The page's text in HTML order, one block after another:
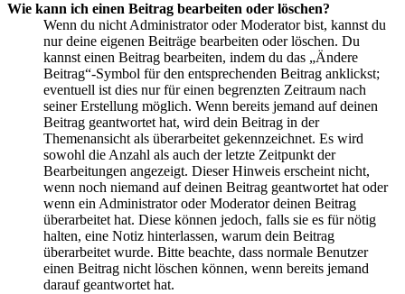
Wie kann ich einen Beitrag bearbeiten oder löschen?
Wenn du nicht Administrator oder Moderator bist, kannst du
nur deine eigenen Beiträge bearbeiten oder löschen. Du
kannst einen Beitrag bearbeiten, indem du das „Ändere
Beitrag“-Symbol für den entsprechenden Beitrag anklickst;
eventuell ist dies nur für einen begrenzten Zeitraum nach
seiner Erstellung möglich. Wenn bereits jemand auf deinen
Beitrag geantwortet hat, wird dein Beitrag in der
Themenansicht als überarbeitet gekennzeichnet. Es wird
sowohl die Anzahl als auch der letzte Zeitpunkt der
Bearbeitungen angezeigt. Dieser Hinweis erscheint nicht,
wenn noch niemand auf deinen Beitrag geantwortet hat oder
wenn ein Administrator oder Moderator deinen Beitrag
überarbeitet hat. Diese können jedoch, falls sie es für nötig
halten, eine Notiz hinterlassen, warum dein Beitrag
überarbeitet wurde. Bitte beachte, dass normale Benutzer
einen Beitrag nicht löschen können, wenn bereits jemand
darauf geantwortet hat.